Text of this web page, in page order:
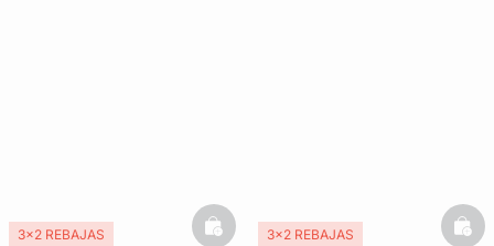
3x2 REBAJAS basketfull3x2 REBAJAS